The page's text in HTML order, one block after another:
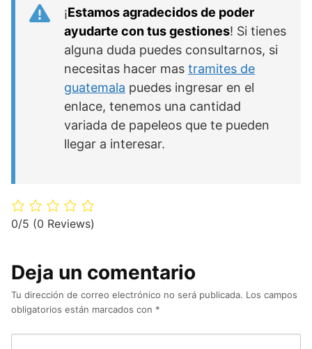
¡Estamos agradecidos de poder
ayudarte con tus gestiones! Si tienes
alguna duda puedes consultarnos, si
necesitas hacer mas tramites de
guatemala puedes ingresar en el
enlace, tenemos una cantidad
variada de papeleos que te pueden
llegar a interesar.
0/5 (0 Reviews)
Deja un comentario
Tu dirección de correo electrónico no será publicada. Los campos
obligatorios están marcados con *